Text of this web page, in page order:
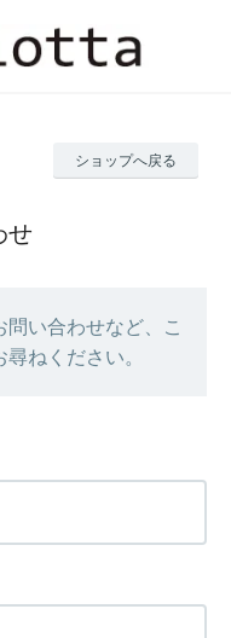
ショップへ戻る
せ
い合わせなど、こ
ねください。